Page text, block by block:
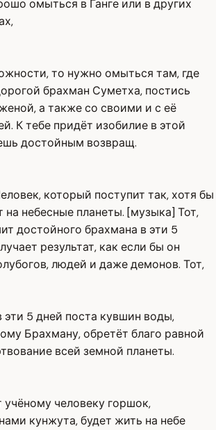
омыться в Ганге или в других
то нужно омыться там, где
брахман Суметха, постись
а также со своими и с её
К тебе придёт изобилие в этой
достойным возвращ.
который поступит так, хотя бы
на небесные планеты. [музыка] Тот,
достойного брахмана в эти 5
результат, как если бы он
людей и даже демонов. Тот,
эти 5 дней поста кувшин воды,
Брахману, обретёт благо равной
всей земной планеты.
человеку горшок,
кунжута, будет жить на небе